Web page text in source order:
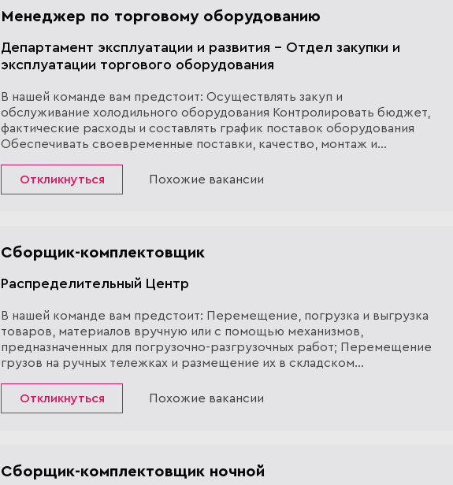
Менеджер по торговому оборудованию
Департамент эксплуатации и развития - Отдел закупки и
эксплуатации торгового оборудования
В нашей команде вам предстоит: Осуществлять закуп и
обслуживание холодильного оборудования Контролировать бюджет,
фактические расходы и составлять график поставок оборудования
Обеспечивать своевременные поставки, качество, монтаж и
эксплуатацию, подп...
Откликнуться Похожие вакансии
Сборщик-комплектовщик
Распределительный Центр
В нашей команде вам предстоит: Перемещение, погрузка и выгрузка
товаров, материалов вручную или с помощью механизмов,
предназначенных для погрузочно-разгрузочных работ; Перемещение
грузов на ручных тележках и размещение их в складском
напольном...
Откликнуться Похожие вакансии
Сборщик-комплектовщик ночной